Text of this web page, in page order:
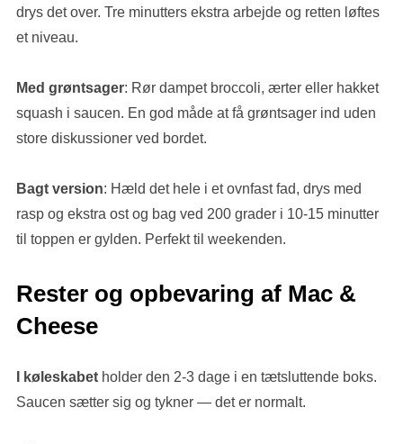
drys det over. Tre minutters ekstra arbejde og retten løftes
et niveau.
Med grøntsager: Rør dampet broccoli, ærter eller hakket
squash i saucen. En god måde at få grøntsager ind uden
store diskussioner ved bordet.
Bagt version: Hæld det hele i et ovnfast fad, drys med
rasp og ekstra ost og bag ved 200 grader i 10-15 minutter
til toppen er gylden. Perfekt til weekenden.
Rester og opbevaring af Mac &
Cheese
I køleskabet holder den 2-3 dage i en tætsluttende boks.
Saucen sætter sig og tykner — det er normalt.